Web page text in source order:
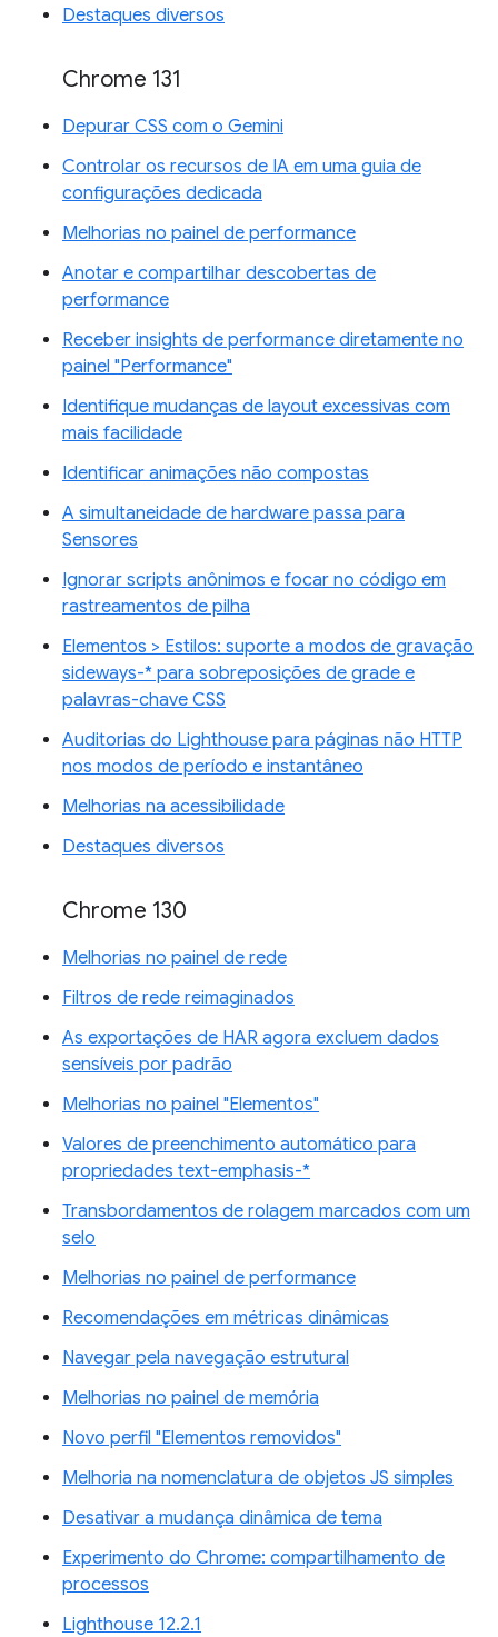
Destaques diversos
Chrome 131
Depurar CSS com o Gemini
Controlar os recursos de IA em uma guia de
configurações dedicada
Melhorias no painel de performance
Anotar e compartilhar descobertas de
performance
Receber insights de performance diretamente no
painel "Performance"
Identifique mudanças de layout excessivas com
mais facilidade
Identificar animações não compostas
A simultaneidade de hardware passa para
Sensores
Ignorar scripts anônimos e focar no código em
rastreamentos de pilha
Elementos > Estilos: suporte a modos de gravação
sideways-* para sobreposições de grade e
palavras-chave CSS
Auditorias do Lighthouse para páginas não HTTP
nos modos de período e instantâneo
Melhorias na acessibilidade
Destaques diversos
Chrome 130
Melhorias no painel de rede
Filtros de rede reimaginados
As exportações de HAR agora excluem dados
sensíveis por padrão
Melhorias no painel "Elementos"
Valores de preenchimento automático para
propriedades text-emphasis-*
Transbordamentos de rolagem marcados com um
selo
Melhorias no painel de performance
Recomendações em métricas dinâmicas
Navegar pela navegação estrutural
Melhorias no painel de memória
Novo perfil "Elementos removidos"
Melhoria na nomenclatura de objetos JS simples
Desativar a mudança dinâmica de tema
Experimento do Chrome: compartilhamento de
processos
Lighthouse 12.2.1